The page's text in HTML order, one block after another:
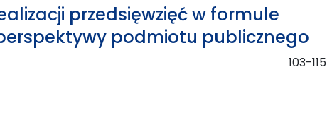
przedsięwzięć w formule
podmiotu publicznego
103-115